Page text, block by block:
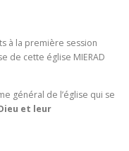
à la première session
de cette église MIERAD
général de l’église qui se
et leur